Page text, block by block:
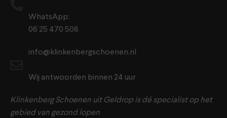
WhatsApp:
06 25 470 508
info@klinkenbergschoenen.nl
Wij antwoorden binnen 24 uur
Klinkenberg Schoenen uit Geldrop is dé specialist op het
gebied van gezond lopen